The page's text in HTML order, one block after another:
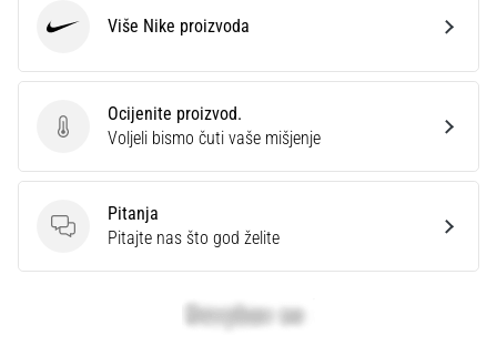
Ocijenite proizvod.
Ocijenite proizvod.
Voljeli bismo čuti vaše mišjenje
Pitanja
Pitanja
Pitajte nas što god želite
Više Nike proizvoda